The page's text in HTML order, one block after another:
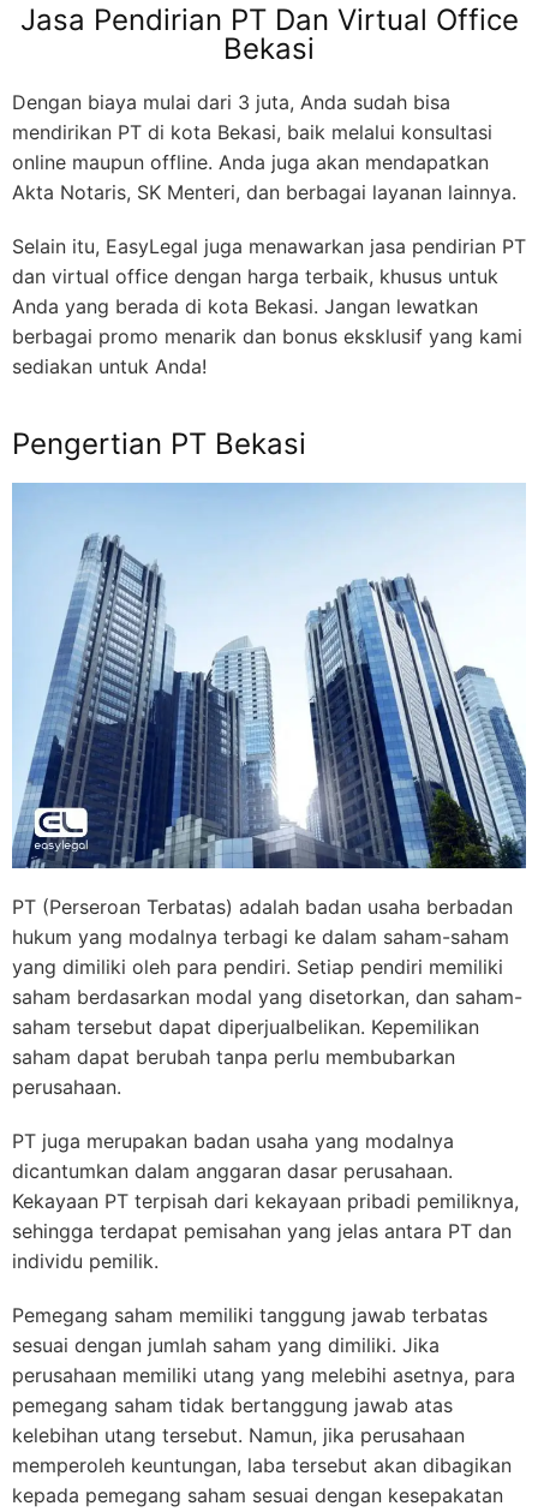
Jasa Pendirian PT Dan Virtual Office
Bekasi
Dengan biaya mulai dari 3 juta, Anda sudah bisa
mendirikan PT di kota Bekasi, baik melalui konsultasi
online maupun offline. Anda juga akan mendapatkan
Akta Notaris, SK Menteri, dan berbagai layanan lainnya.
Selain itu, EasyLegal juga menawarkan jasa pendirian PT
dan virtual office dengan harga terbaik, khusus untuk
Anda yang berada di kota Bekasi. Jangan lewatkan
berbagai promo menarik dan bonus eksklusif yang kami
sediakan untuk Anda!
Pengertian PT Bekasi
PT (Perseroan Terbatas) adalah badan usaha berbadan
hukum yang modalnya terbagi ke dalam saham-saham
yang dimiliki oleh para pendiri. Setiap pendiri memiliki
saham berdasarkan modal yang disetorkan, dan saham-
saham tersebut dapat diperjualbelikan. Kepemilikan
saham dapat berubah tanpa perlu membubarkan
perusahaan.
PT juga merupakan badan usaha yang modalnya
dicantumkan dalam anggaran dasar perusahaan.
Kekayaan PT terpisah dari kekayaan pribadi pemiliknya,
sehingga terdapat pemisahan yang jelas antara PT dan
individu pemilik.
Pemegang saham memiliki tanggung jawab terbatas
sesuai dengan jumlah saham yang dimiliki. Jika
perusahaan memiliki utang yang melebihi asetnya, para
pemegang saham tidak bertanggung jawab atas
kelebihan utang tersebut. Namun, jika perusahaan
memperoleh keuntungan, laba tersebut akan dibagikan
kepada pemegang saham sesuai dengan kesepakatan